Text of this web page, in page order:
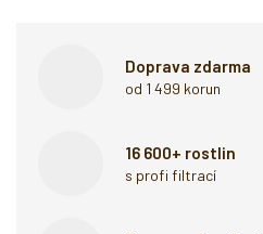
Doprava zdarma
od 1 499 korun
16 600+ rostlin
s profi filtrací